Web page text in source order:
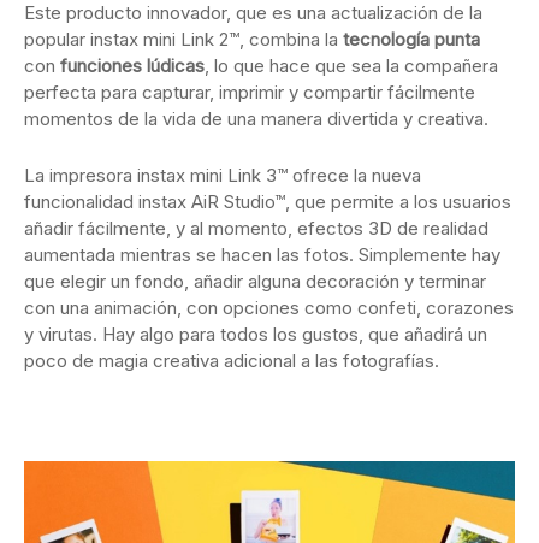
Este producto innovador, que es una actualización de la
popular instax mini Link 2™, combina la tecnología punta
con funciones lúdicas, lo que hace que sea la compañera
perfecta para capturar, imprimir y compartir fácilmente
momentos de la vida de una manera divertida y creativa.
La impresora instax mini Link 3™ ofrece la nueva
funcionalidad instax AiR Studio™, que permite a los usuarios
añadir fácilmente, y al momento, efectos 3D de realidad
aumentada mientras se hacen las fotos. Simplemente hay
que elegir un fondo, añadir alguna decoración y terminar
con una animación, con opciones como confeti, corazones
y virutas. Hay algo para todos los gustos, que añadirá un
poco de magia creativa adicional a las fotografías.